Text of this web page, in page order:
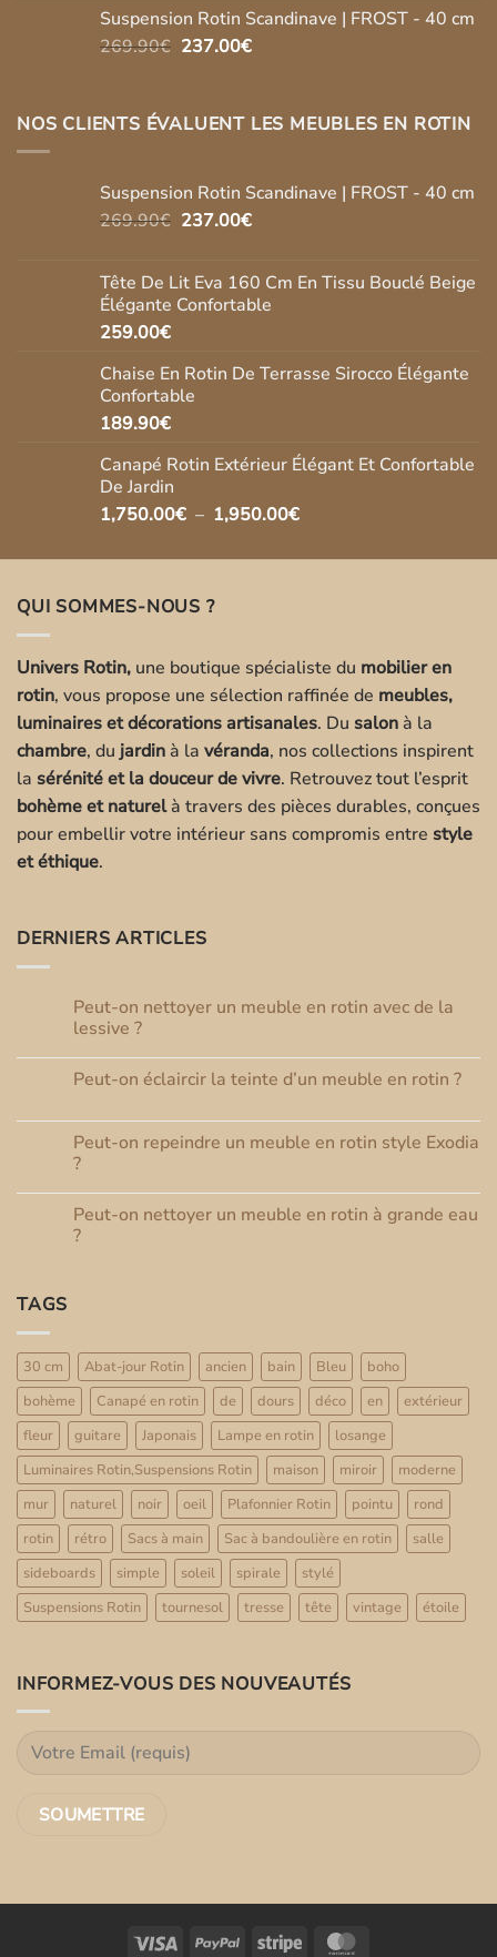
Suspension Rotin Scandinave | FROST - 40 cm
269.90€ Le
était :
269.90€.
237.00€Le
est :
237.00€.
NOS CLIENTS ÉVALUENT LES MEUBLES EN ROTIN
Suspension Rotin Scandinave | FROST - 40 cm
269.90€ Le
était :
269.90€.
237.00€Le
est :
237.00€.
Tête De Lit Eva 160 Cm En Tissu Bouclé Beige
Élégante Confortable
259.00€
Chaise En Rotin De Terrasse Sirocco Élégante
Confortable
189.90€
Canapé Rotin Extérieur Élégant Et Confortable
De Jardin
1,750.00€ – 1,950.00€Plage
prix :
QUI SOMMES-NOUS ?
Univers Rotin, une boutique spécialiste du mobilier en
rotin, vous propose une sélection raffinée de meubles,
luminaires et décorations artisanales. Du salon à la
chambre, du jardin à la véranda, nos collections inspirent
la sérénité et la douceur de vivre. Retrouvez tout l’esprit
bohème et naturelà travers des pièces durables, conçues
pour embellir votre intérieur sans compromis entre style
et éthique.
DERNIERS ARTICLES
Peut-on nettoyer un meuble en rotin avec de la
lessive ?
sur
nettoyer
un
meuble
en
avec
de
la
lessive
Peut-on éclaircir la teinte d’un meuble en rotin ?
commentaire
sur
Peut-
on
éclaircir
la
teinte
d’un
meuble
en
Peut-on repeindre un meuble en rotin style Exodia
?
sur
Peut-
on
Peut-on nettoyer un meuble en rotin à grande eau
?
meuble
rotin
à
grande
eau
?
TAGS
30 cm Abat-jour Rotin ancien bain Bleu
boho
bohème
Canapé en rotin de dours déco en
extérieur
fleur
guitare Japonais Lampe en rotin
losange
Luminaires Rotin,Suspensions Rotin
maison miroir
moderne
mur
naturel noir oeil Plafonnier Rotin pointu
rond
rotin
rétro Sacs à main Sac à bandoulière en rotin
salle
sideboards
simple soleil spirale
stylé
Suspensions Rotin
tournesol tresse tête vintage étoile
INFORMEZ-VOUS DES NOUVEAUTÉS
Visa PayPal Stripe